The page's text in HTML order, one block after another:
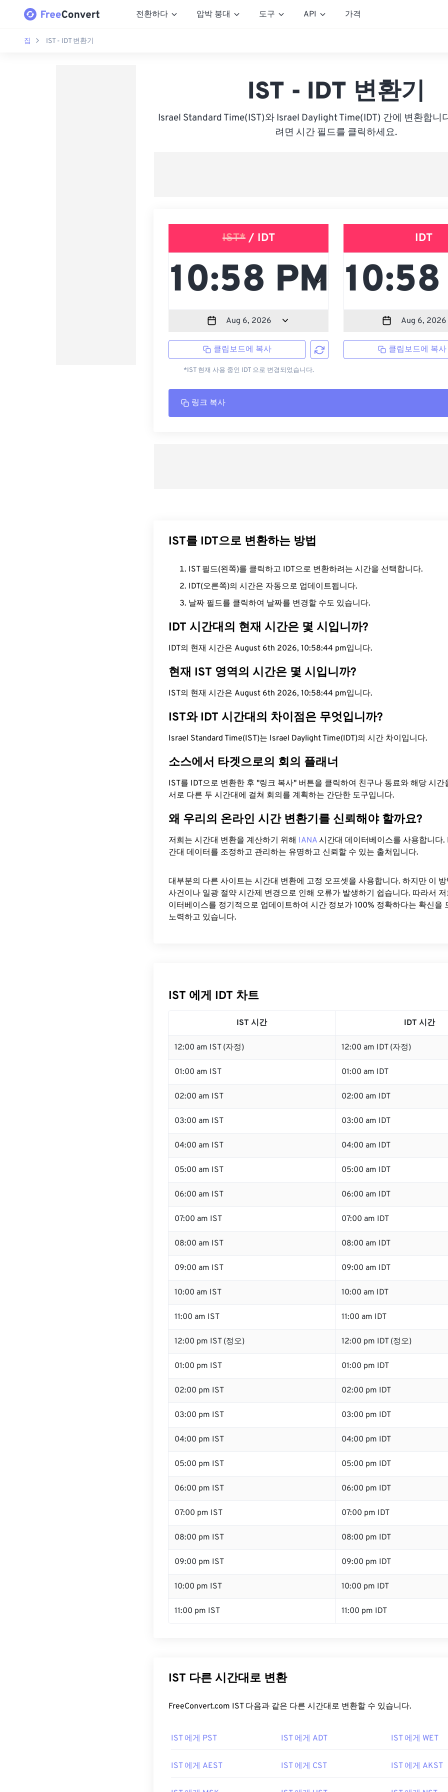
전환하다 압박 붕대 도구 API 가격
집 IST - IDT 변환기
IST - IDT 변환기
Israel Standard Time(IST)와 Israel Daylight Time(IDT) 간에 변환합니
려면 시간 필드를 클릭하세요.
IST*/ IDT
클립보드에 복사
*IST 현재 사용 중인 IDT 으로 변경되었습니다.
IDT
클립보드에 복사
링크 복사
IST를 IDT으로 변환하는 방법
IST 필드(왼쪽)를 클릭하고 IDT으로 변환하려는 시간을 선택합니다.
IDT(오른쪽)의 시간은 자동으로 업데이트됩니다.
날짜 필드를 클릭하여 날짜를 변경할 수도 있습니다.
IDT 시간대의 현재 시간은 몇 시입니까?
IDT의 현재 시간은 August 6th 2026, 10:58:45 pm입니다.
현재 IST 영역의 시간은 몇 시입니까?
IST의 현재 시간은 August 6th 2026, 10:58:45 pm입니다.
IST와 IDT 시간대의 차이점은 무엇입니까?
Israel Standard Time(IST)는 Israel Daylight Time(IDT)의 시간 차이입니다.
소스에서 타겟으로의 회의 플래너
IST를 IDT으로 변환한 후 "링크 복사" 버튼을 클릭하여 친구나 동료와 해당 시간
서로 다른 두 시간대에 걸쳐 회의를 계획하는 간단한 도구입니다.
왜 우리의 온라인 시간 변환기를 신뢰해야 할까요?
저희는 시간대 변환을 계산하기 위해 IANA 시간대 데이터베이스를 사용합니다.
간대 데이터를 조정하고 관리하는 유명하고 신뢰할 수 있는 출처입니다.
대부분의 다른 사이트는 시간대 변환에 ​​고정 오프셋을 사용합니다. 하지만 이
사건이나 일광 절약 시간제 변경으로 인해 오류가 발생하기 쉽습니다. 따라서 저
이터베이스를 정기적으로 업데이트하여 시간 정보가 100% 정확하다는 확신을
노력하고 있습니다.
IST 에게 IDT 차트
IST 시간 IDT 시간
12:00 am IST (자정) 12:00 am IDT (자정)
01:00 am IST 01:00 am IDT
02:00 am IST 02:00 am IDT
03:00 am IST 03:00 am IDT
04:00 am IST 04:00 am IDT
05:00 am IST 05:00 am IDT
06:00 am IST 06:00 am IDT
07:00 am IST 07:00 am IDT
08:00 am IST 08:00 am IDT
09:00 am IST 09:00 am IDT
10:00 am IST 10:00 am IDT
11:00 am IST 11:00 am IDT
12:00 pm IST (정오) 12:00 pm IDT (정오)
01:00 pm IST 01:00 pm IDT
02:00 pm IST 02:00 pm IDT
03:00 pm IST 03:00 pm IDT
04:00 pm IST 04:00 pm IDT
05:00 pm IST 05:00 pm IDT
06:00 pm IST 06:00 pm IDT
07:00 pm IST 07:00 pm IDT
08:00 pm IST 08:00 pm IDT
09:00 pm IST 09:00 pm IDT
10:00 pm IST 10:00 pm IDT
11:00 pm IST 11:00 pm IDT
IST 다른 시간대로 변환
FreeConvert.com IST 다음과 같은 다른 시간대로 변환할 수 있습니다.
IST 에게 PST IST 에게 ADT IST 에게 WET
IST 에게 AEST IST 에게 CST IST 에게 AKST